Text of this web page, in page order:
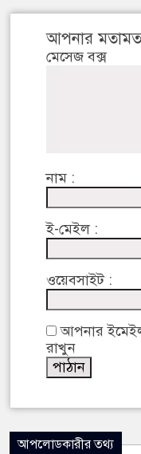
আপনার
মেসেজ বক্স
নাম :
ই-মেইল :
ওয়েবসাইট :
আপনার
রাখুন
আপলোডকারীর তথ্য